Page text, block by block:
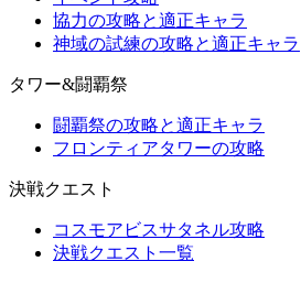
協力の攻略と適正キャラ
神域の試練の攻略と適正キャラ
タワー&闘覇祭
闘覇祭の攻略と適正キャラ
フロンティアタワーの攻略
決戦クエスト
コスモアビスサタネル攻略
決戦クエスト一覧